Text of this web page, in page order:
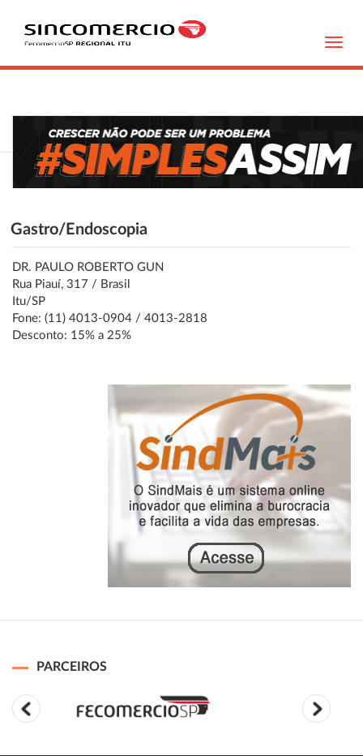
Gastro/Endoscopia
DR. PAULO ROBERTO GUN
Rua Piauí, 317 / Brasil
Itu/SP
Fone: (11) 4013-0904 / 4013-2818
Desconto: 15% a 25%
PARCEIROS